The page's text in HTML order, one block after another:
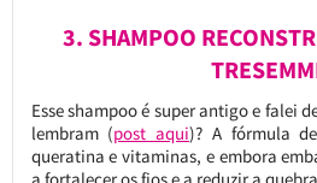
3. SHAMPOO
Esse shampoo é super antigo e falei
lembram (post aqui)? A fórmula
queratina e vitaminas, e embora